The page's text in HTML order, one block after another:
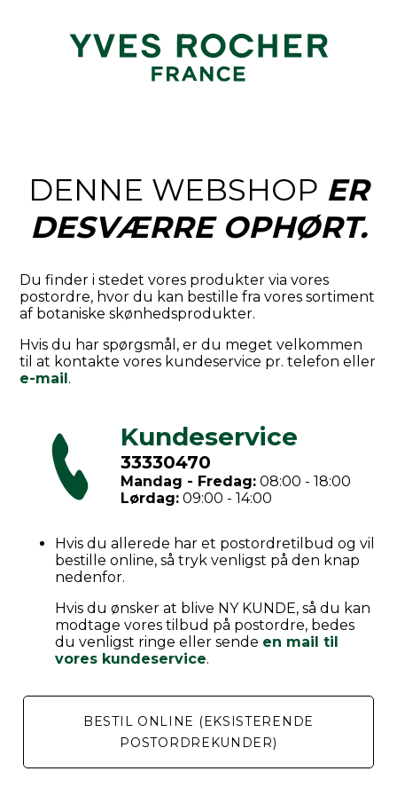
DENNE WEBSHOP ER
DESVÆRRE OPHØRT.
Du finder i stedet vores produkter via vores
postordre, hvor du kan bestille fra vores sortiment
af botaniske skønhedsprodukter.
Hvis du har spørgsmål, er du meget velkommen
til at kontakte vores kundeservice pr. telefon eller
e-mail.
Kundeservice
33330470
Mandag - Fredag:08:00 - 18:00
Lørdag:09:00 - 14:00
Hvis du allerede har et postordretilbud og vil
bestille online, så tryk venligst på den knap
nedenfor.
Hvis du ønsker at blive NY KUNDE, så du kan
modtage vores tilbud på postordre, bedes
du venligst ringe eller sende en mail til
vores kundeservice.
BESTIL ONLINE (EKSISTERENDE
POSTORDREKUNDER)